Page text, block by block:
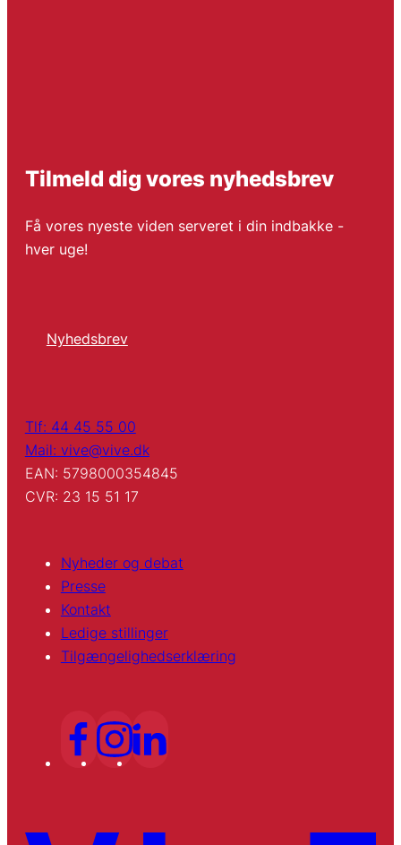
Tilmeld dig vores nyhedsbrev
Få vores nyeste viden serveret i din indbakke -
hver uge!
Nyhedsbrev
Tlf: 44 45 55 00
Mail: vive@vive.dk
EAN: 5798000354845
CVR: 23 15 51 17
Nyheder og debat
Presse
Kontakt
Ledige stillinger
Tilgængelighedserklæring